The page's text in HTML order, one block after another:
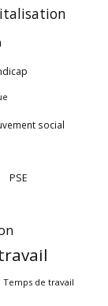
social
PSE
Temps de travail